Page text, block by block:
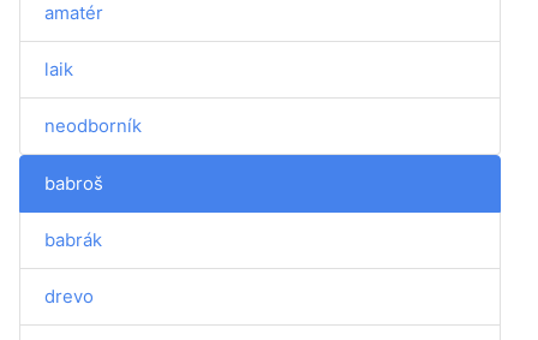
amatér
laik
neodborník
babroš
babrák
drevo